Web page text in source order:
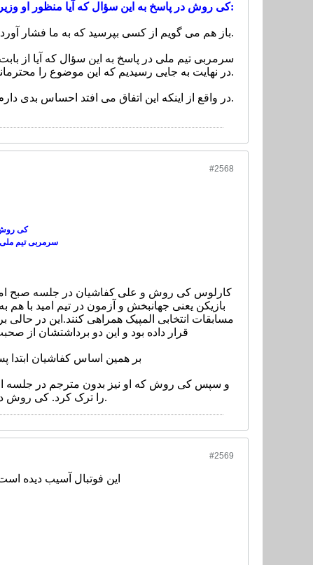
.کی روش در پاسخ به این سؤال که آیا منظور او وزیر ورزش است گفت:
باز هم می گویم از کسی بپرسید که به ما فشار آورد تا کنار برویم، نمی خواهم در این رابطه بیش از این صحبت کنم.
سرمربی تیم ملی در پاسخ به این سؤال که آیا از
در نهایت به جایی رسیدیم که این موضوع را محترمانه و صلح آمیز برطرف کنیم.
در واقع از اینکه این اتفاق می افتد احساس بدی دارم چرا که این موضوع برخلاف افکار و انتظاراتم بوده و است.
#2568
کی روش
سرمربی تیم ملی
کارلوس کی روش و علی کفاشیان در جلسه صبح
بازیکن یعنی جهانبخش و آزمون در تیم امید با هم
مسابقات انتخابی المپیک همراهی کنند. این در
قرار داده بود و این دو برداشتشان از
بر همین اساس کفاشیان
و سپس کی روش که او نیز بدون مترجم در جلسه
را ترک کرد. کی روش در نهایت نوروز را به خبرنگاران تبریک گفته و از آنها خداحافظی کرد.
#2569
این فوتبال آسیب دیده